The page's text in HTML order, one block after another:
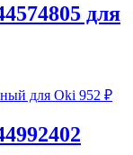
для
952 ₽